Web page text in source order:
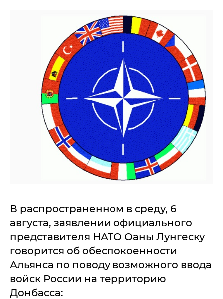
В распространенном в среду, 6
августа, заявлении официального
представителя НАТО Оаны Лунгеску
говорится об обеспокоенности
Альянса по поводу возможного ввода
войск России на территорию
Донбасса: